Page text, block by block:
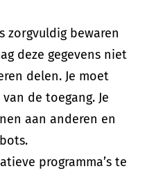
zorgvuldig bewaren
deze gegevens niet
delen. Je moet
de toegang. Je
aan anderen en
programma’s te